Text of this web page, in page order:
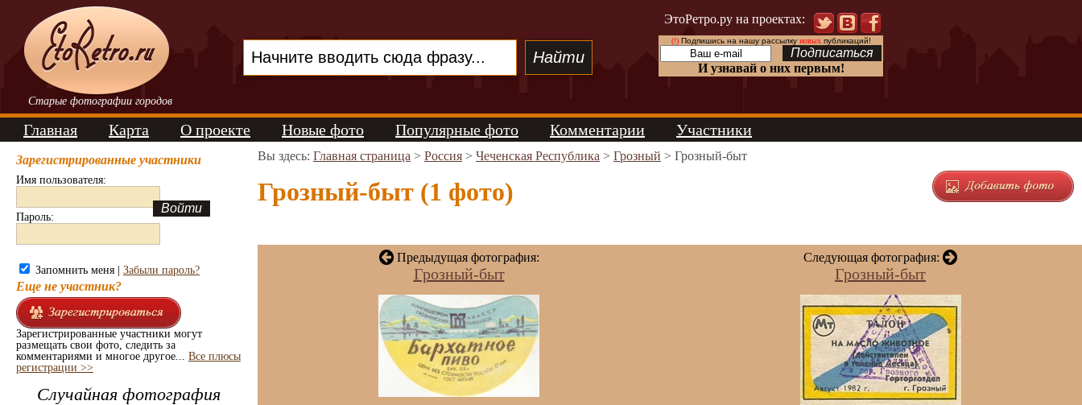
Старые фотографии городов
ЭтоРетро.ру на проектах:
(!)Подпишись на нашу рассылку новыхпубликаций!
И узнавай о них первым!
Главная Карта О проекте Новые фото Популярные фото Комментарии Участники
Зарегистрированные участники
Имя пользователя:
Пароль:
Запомнить меня | Забыли пароль?
Еще не участник?
Зарегистрированные участники могут
размещать свои фото, следить за
комментариями и многое другое... Все плюсы
регистрации >>
Случайная фотография
Вы здесь: Главная страница > Россия > Чеченская Республика > Грозный > Грозный-быт
Грозный-быт (1 фото)
Предыдущая фотография:
Грозный-быт
Следующая фотография:
Грозный-быт